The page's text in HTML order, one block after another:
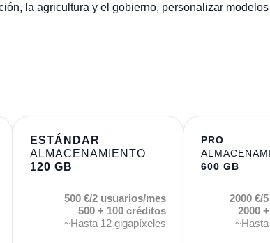
la agricultura y el gobierno, personalizar
ESTÁNDAR
ALMACENAMIENTO
120 GB
500 €/2 usuarios/mes
500 + 100 créditos
~Hasta 12 gigapíxeles
PRO
600 GB
2000 €/
2000